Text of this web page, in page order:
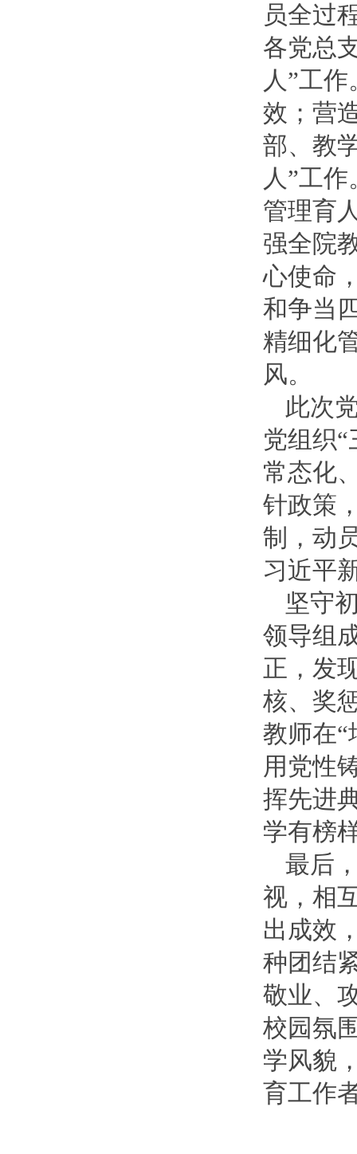
员全过
各党总
人”工
效；营
部、教
人”工
管理育
强全院
心使命
和争当
精细化
风。
此次
党组织
常态化
针政策
制，动
习近平
坚守
领导组
正，发
核、奖
教师在“
用党性
挥先进
学有榜
最后
视，相
出成效
种团结
敬业、
校园氛
学风貌
育工作